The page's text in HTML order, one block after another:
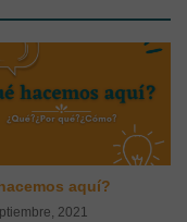
2021? Esa fue la
, momento en
el conocimiento
campo de las
decir… aquí?
2021